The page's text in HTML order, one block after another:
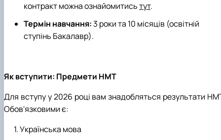
контракт можна ознайомитисьтут.
Термін навчання:3 роки та 10 місяців (освітній
ступінь Бакалавр).
Як вступити: Предмети НМТ
Для вступу у 2026 році вам знадобляться результати
Обов'язковими є:
Українська мова